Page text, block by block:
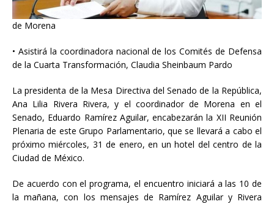
de Morena
• Asistirá la coordinadora nacional de los Comités de Defensa
de la Cuarta Transformación, Claudia Sheinbaum Pardo
Lapresidenta de la Mesa Directiva del Senado de la República,
Ana Lilia Rivera Rivera, y el coordinador de Morena en el
Senado, Eduardo Ramírez Aguilar, encabezarán la XII Reunión
Plenaria de este Grupo Parlamentario, que se llevará a cabo el
próximo miércoles, 31 de enero, en un hotel del centro de la
Ciudad de México.
De acuerdo con el programa, el encuentro iniciará a las 10 de
la mañana, con los mensajes de Ramírez Aguilar y Rivera